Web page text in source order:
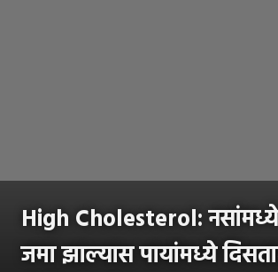
High Cholesterol: नसांमध्ये
जमा झाल्यास पायांमध्ये